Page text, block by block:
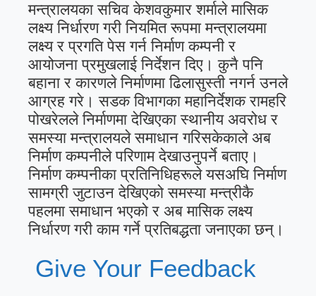
मन्त्रालयका सचिव केशवकुमार शर्माले मासिक
लक्ष्य निर्धारण गरी नियमित रूपमा मन्त्रालयमा
लक्ष्य र प्रगति पेस गर्न निर्माण कम्पनी र
आयोजना प्रमुखलाई निर्देशन दिए। कुनै पनि
बहाना र कारणले निर्माणमा ढिलासुस्ती नगर्न उनले
आग्रह गरे। सडक विभागका महानिर्देशक रामहरि
पोखरेलले निर्माणमा देखिएका स्थानीय अवरोध र
समस्या मन्त्रालयले समाधान गरिसकेकाले अब
निर्माण कम्पनीले परिणाम देखाउनुपर्ने बताए।
निर्माण कम्पनीका प्रतिनिधिहरूले यसअघि निर्माण
सामग्री जुटाउन देखिएको समस्या मन्त्रीकै
पहलमा समाधान भएको र अब मासिक लक्ष्य
निर्धारण गरी काम गर्ने प्रतिबद्धता जनाएका छन्।
Give Your Feedback